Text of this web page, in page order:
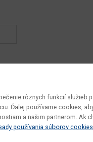
Vrátenie tovaru do 30 dní
pohodlie pre vás
rôznych funkcií služieb
Ďalej používame cookies,
a našim partnerom. Ak
používania súborov cookies